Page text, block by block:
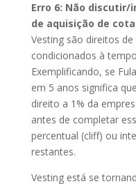
Erro 6: Não
de aquisição de
Vesting são direitos
condicionados à
Exemplificando, se
em 5 anos significa
direito a 1% da
antes de completar
percentual (cliff) ou
restantes.
Vesting está se